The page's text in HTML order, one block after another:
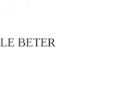
BETER